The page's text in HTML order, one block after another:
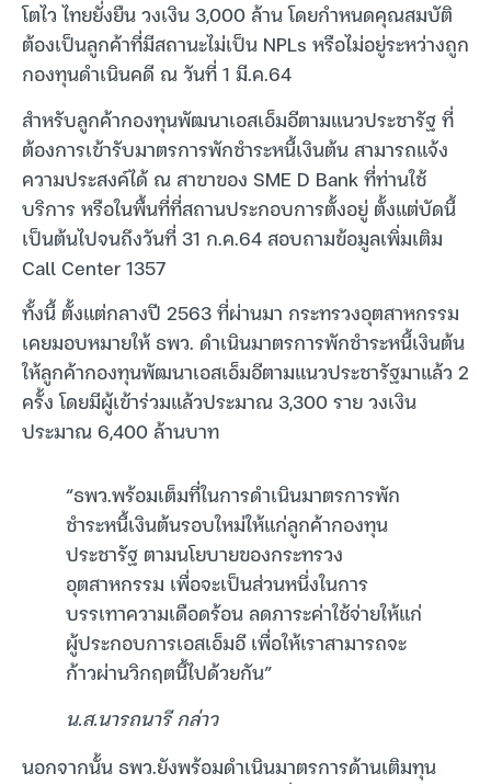
โตไว ไทยยั่งยืน วงเงิน 3,000 ล้าน โดยกำหนดคุณสมบัติ
ต้องเป็นลูกค้าที่มีสถานะไม่เป็น NPLs หรือไม่อยู่ระหว่างถูก
กองทุนดำเนินคดี ณ วันที่ 1 มี.ค.64
สำหรับลูกค้ากองทุนพัฒนาเอสเอ็มอีตามแนวประชารัฐ ที่
ต้องการเข้ารับมาตรการพักชำระหนี้เงินต้น สามารถแจ้ง
ความประสงค์ได้ ณ สาขาของ SME D Bank ที่ท่านใช้
บริการ หรือในพื้นที่ที่สถานประกอบการตั้งอยู่ ตั้งแต่บัดนี้
เป็นต้นไปจนถึงวันที่ 31 ก.ค.64 สอบถามข้อมูลเพิ่มเติม
Call Center 1357
ทั้งนี้ ตั้งแต่กลางปี 2563 ที่ผ่านมา กระทรวงอุตสาหกรรม
เคยมอบหมายให้ ธพว. ดำเนินมาตรการพักชำระหนี้เงินต้น
ให้ลูกค้ากองทุนพัฒนาเอสเอ็มอีตามแนวประชารัฐมาแล้ว 2
ครั้ง โดยมีผู้เข้าร่วมแล้วประมาณ 3,300 ราย วงเงิน
ประมาณ 6,400 ล้านบาท
“ธพว.พร้อมเต็มที่ในการดำเนินมาตรการพัก
ชำระหนี้เงินต้นรอบใหม่ให้แก่ลูกค้ากองทุน
ประชารัฐ ตามนโยบายของกระทรวง
อุตสาหกรรม เพื่อจะเป็นส่วนหนึ่งในการ
บรรเทาความเดือดร้อน ลดภาระค่าใช้จ่ายให้แก่
ผู้ประกอบการเอสเอ็มอี เพื่อให้เราสามารถจะ
ก้าวผ่านวิกฤตนี้ไปด้วยกัน”
น.ส.นารถนารี กล่าว
นอกจากนั้น ธพว.ยังพร้อมดำเนินมาตรการด้านเติมทุน